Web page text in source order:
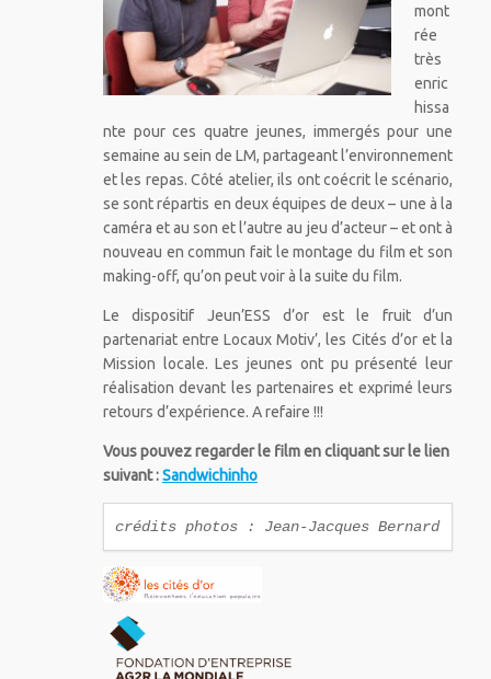
mont
rée
très
enric
hissa
nte pour ces quatre jeunes, immergés pour une
semaine au sein de LM, partageant l’environnement
et les repas. Côté atelier, ils ont coécrit le scénario,
se sont répartis en deux équipes de deux – une à la
caméra et au son et l’autre au jeu d’acteur – et ont à
nouveau en commun fait le montage du film et son
making-off, qu’on peut voir à la suite du film.
Le dispositif Jeun’ESS d’or est le fruit d’un
partenariat entre Locaux Motiv’, les Cités d’or et la
Mission locale. Les jeunes ont pu présenté leur
réalisation devant les partenaires et exprimé leurs
retours d’expérience. A refaire !!!
Vous pouvez regarder le film en cliquant sur le lien
suivant :Sandwichinho
crédits photos : Jean-Jacques Bernard